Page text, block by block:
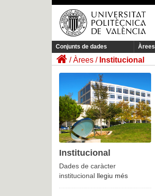
Conjunts de dades Àrees
Àrees Institucional
Institucional
Dades de caràcter
institucional llegiu més